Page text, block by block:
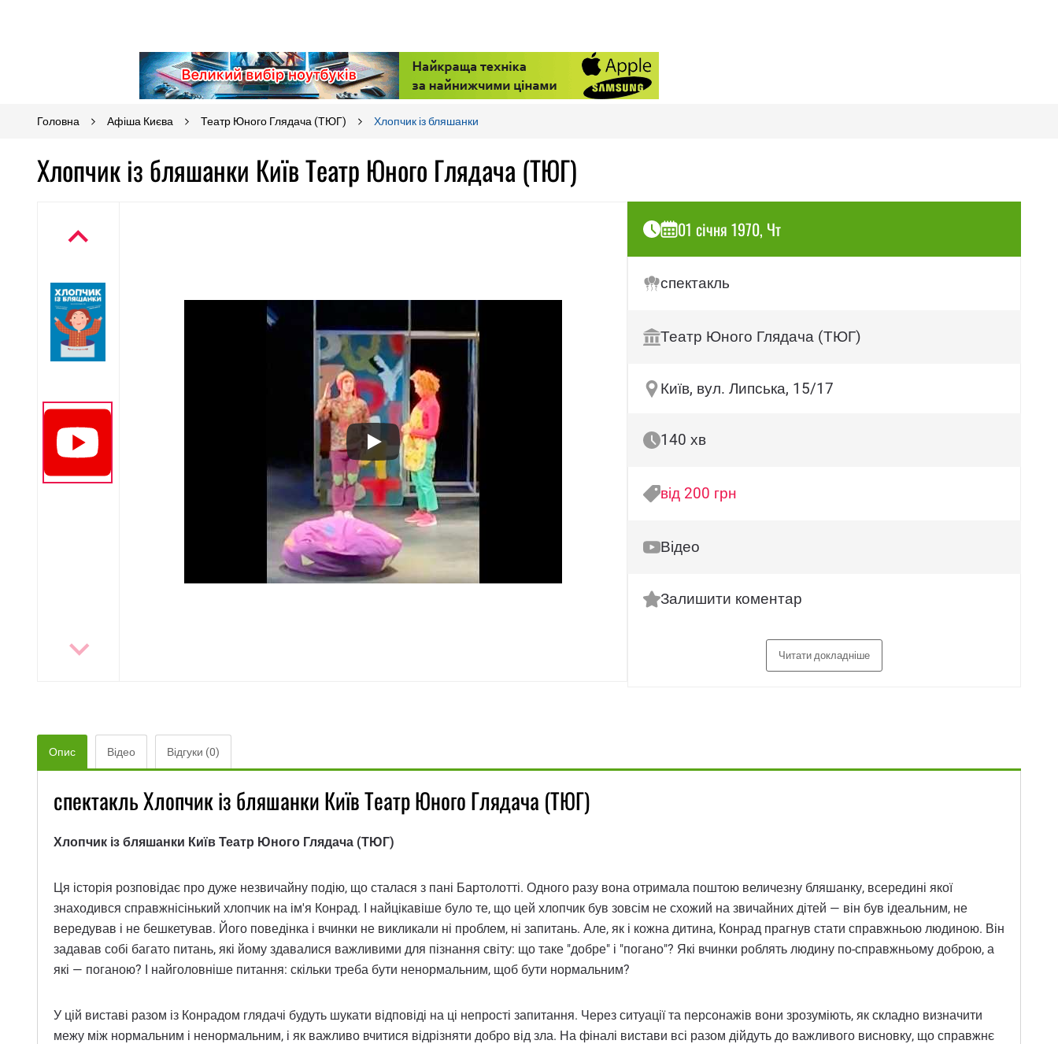
Головна Афіша Києва Театр Юного Глядача (ТЮГ) Хлопчик із бляшанки
Хлопчик із бляшанки Київ Театр Юного Глядача (ТЮГ)
01 січня 1970, Чт
спектакль
Театр Юного Глядача (ТЮГ)
Київ, вул. Липська, 15/17
140 хв
від 200 грн
Відео
Залишити коментар
Читати докладніше
Опис Відео Відгуки (0)
спектакль Хлопчик із бляшанки Київ Театр Юного Глядача (ТЮГ)
Хлопчик із бляшанки Київ Театр Юного Глядача (ТЮГ)
Ця історія розповідає про дуже незвичайну подію, що сталася з пані Бартолотті. Одного разу вона отримала поштою величезну бляшанку, всередині якої
знаходився справжнісінький хлопчик на ім'я Конрад. І найцікавіше було те, що цей хлопчик був зовсім не схожий на звичайних дітей — він був ідеальним, не
вередував і не бешкетував. Його поведінка і вчинки не викликали ні проблем, ні запитань. Але, як і кожна дитина, Конрад прагнув стати справжньою людиною. Він
задавав собі багато питань, які йому здавалися важливими для пізнання світу: що таке "добре" і "погано"? Які вчинки роблять людину по-справжньому доброю, а
які — поганою? І найголовніше питання: скільки треба бути ненормальним, щоб бути нормальним?
У цій виставі разом із Конрадом глядачі будуть шукати відповіді на ці непрості запитання. Через ситуації та персонажів вони зрозуміють, як складно визначити
межу між нормальним і ненормальним, і як важливо вчитися відрізняти добро від зла. На фіналі вистави всі разом дійдуть до важливого висновку, що справжнє